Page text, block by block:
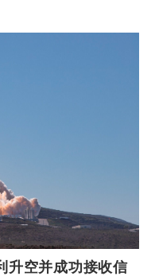
升空并成功接收信